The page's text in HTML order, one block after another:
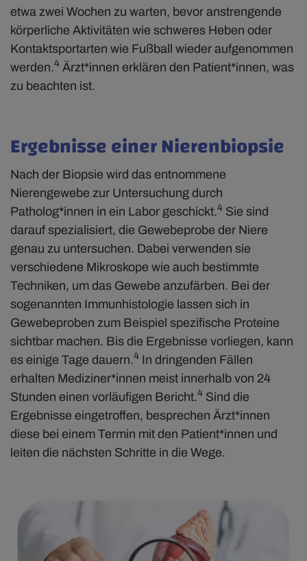
etwa zwei Wochen zu warten, bevor anstrengende
körperliche Aktivitäten wie schweres Heben oder
Kontaktsportarten wie Fußball wieder aufgenommen
werden.4 Ärzt*innen erklären den Patient*innen, was
zu beachten ist.
Ergebnisse einer Nierenbiopsie
Nach der Biopsie wird das entnommene
Nierengewebe zur Untersuchung durch
Patholog*innen in ein Labor geschickt.4 Sie sind
darauf spezialisiert, die Gewebeprobe der Niere
genau zu untersuchen. Dabei verwenden sie
verschiedene Mikroskope wie auch bestimmte
Techniken, um das Gewebe anzufärben. Bei der
sogenannten Immunhistologie lassen sich in
Gewebeproben zum Beispiel spezifische Proteine
sichtbar machen. Bis die Ergebnisse vorliegen, kann
es einige Tage dauern.4 In dringenden Fällen
erhalten Mediziner*innen meist innerhalb von 24
Stunden einen vorläufigen Bericht.4 Sind die
Ergebnisse eingetroffen, besprechen Ärzt*innen
diese bei einem Termin mit den Patient*innen und
leiten die nächsten Schritte in die Wege.